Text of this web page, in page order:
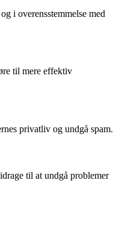
i overensstemmelse med
til mere effektiv
privatliv og undgå spam.
til at undgå problemer